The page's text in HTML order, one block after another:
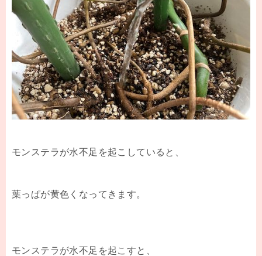
モンステラが水不足を起こしていると、
葉っぱが黄色くなってきます。
モンステラが水不足を起こすと、